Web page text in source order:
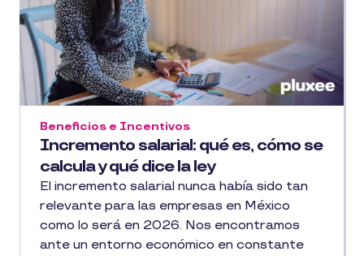
Incremento salarial: qué es, cómo se
calcula y qué dice la ley
Beneficios e Incentivos
El incremento salarial nunca había sido tan
relevante para las empresas en México
como lo será en 2026. Nos encontramos
ante un entorno económico en constante